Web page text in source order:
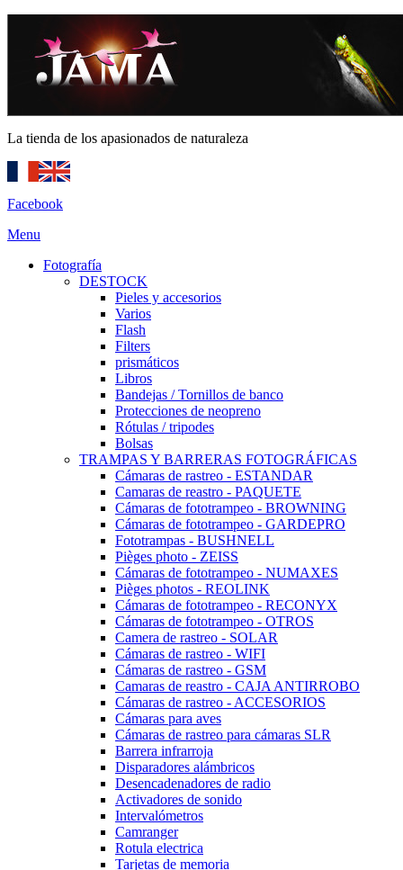
La tienda de los apasionados de naturaleza
Facebook
Menu
Fotografía
DESTOCK
Pieles y accesorios
Varios
Flash
Filters
prismáticos
Libros
Bandejas / Tornillos de banco
Protecciones de neopreno
Rótulas / tripodes
Bolsas
TRAMPAS Y BARRERAS FOTOGRÁFICAS
Cámaras de rastreo - ESTANDAR
Camaras de reastro - PAQUETE
Cámaras de fototrampeo - BROWNING
Cámaras de fototrampeo - GARDEPRO
Fototrampas - BUSHNELL
Pièges photo - ZEISS
Cámaras de fototrampeo - NUMAXES
Pièges photos - REOLINK
Cámaras de fototrampeo - RECONYX
Cámaras de fototrampeo - OTROS
Camera de rastreo - SOLAR
Cámaras de rastreo - WIFI
Cámaras de rastreo - GSM
Camaras de reastro - CAJA ANTIRROBO
Cámaras de rastreo - ACCESORIOS
Cámaras para aves
Cámaras de rastreo para cámaras SLR
Barrera infrarroja
Disparadores alámbricos
Desencadenadores de radio
Activadores de sonido
Intervalómetros
Camranger
Rotula electrica
Tarjetas de memoria